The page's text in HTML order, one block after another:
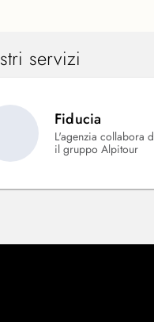
servizi
Fiducia
L'agenzia collabora
il gruppo Alpitour